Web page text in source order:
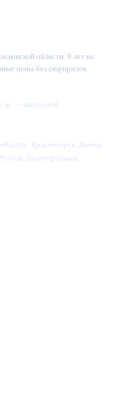
области. 9 лет на
цены без сюрпризов.
вс — выходной
Красногорск, Химки,
Долгопрудный,